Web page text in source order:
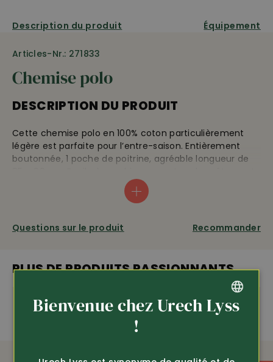
Description du produit Équipement
Articles-Nr.: 271833
Chemise polo
DESCRIPTION DU PRODUIT
Cette chemise polo en 100% coton particulièrement
légère est parfaite pour l’entre-saison. Entièrement
boutonnée, 1 poche de poitrine, agréable longueur de
(jusqu’à épuisement du stock). Couleur : Marine/brun
Questions sur le produit Recommander
PLUS DE PRODUITS PASSIONNANTS
GERMAN
Bienvenue chez Urech Lyss
!